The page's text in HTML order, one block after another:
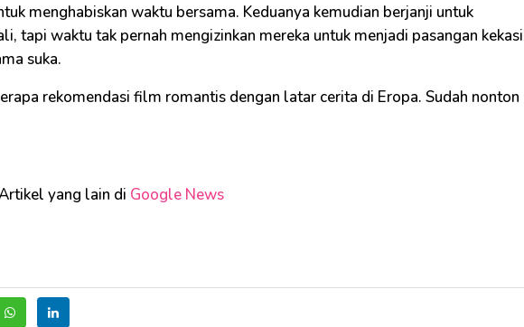
menghabiskan waktu bersama. Keduanya kemudian berjanji untuk
tapi waktu tak pernah mengizinkan mereka untuk menjadi pasangan
suka.
rekomendasi film romantis dengan latar cerita di Eropa. Sudah nonton
yang lain di Google News